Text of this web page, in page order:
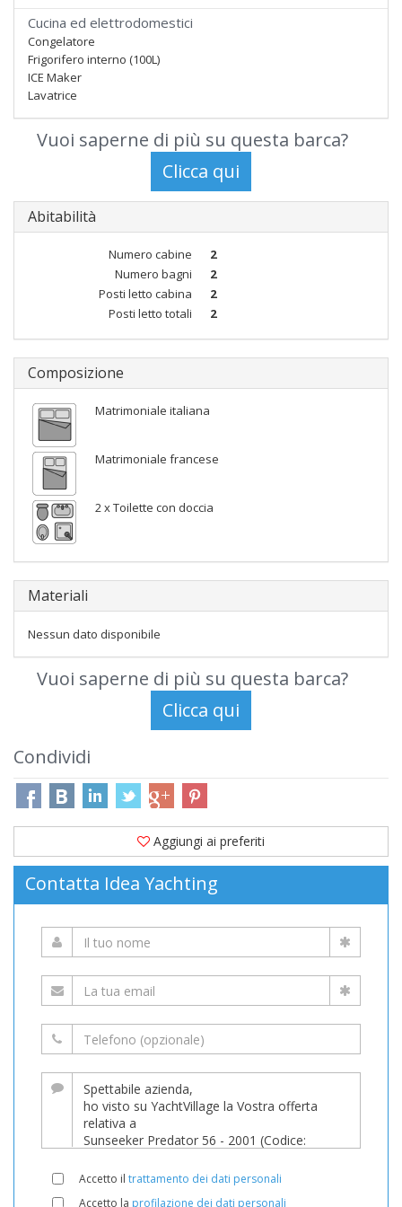
Cucina ed elettrodomestici
Congelatore
Frigorifero interno (100L)
ICE Maker
Lavatrice
Vuoi saperne di più su questa barca?
Abitabilità
Numero cabine
2
Numero bagni
2
Posti letto cabina
2
Posti letto totali
2
Composizione
Matrimoniale italiana
Matrimoniale francese
2 x Toilette con doccia
Materiali
Nessun dato disponibile
Vuoi saperne di più su questa barca?
Condividi
Aggiungi ai preferiti
Contatta Idea Yachting
Accetto il trattamento dei dati personali
Accetto la profilazione dei dati personali